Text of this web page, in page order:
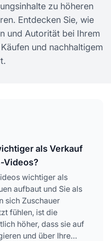
zu höheren
Entdecken Sie, wie
und Autorität bei Ihrem
und nachhaltigem
als Verkauf
Videos?
wichtiger als
aufbaut und Sie als
sich Zuschauer
fühlen, ist die
höher, dass sie auf
und über Ihre